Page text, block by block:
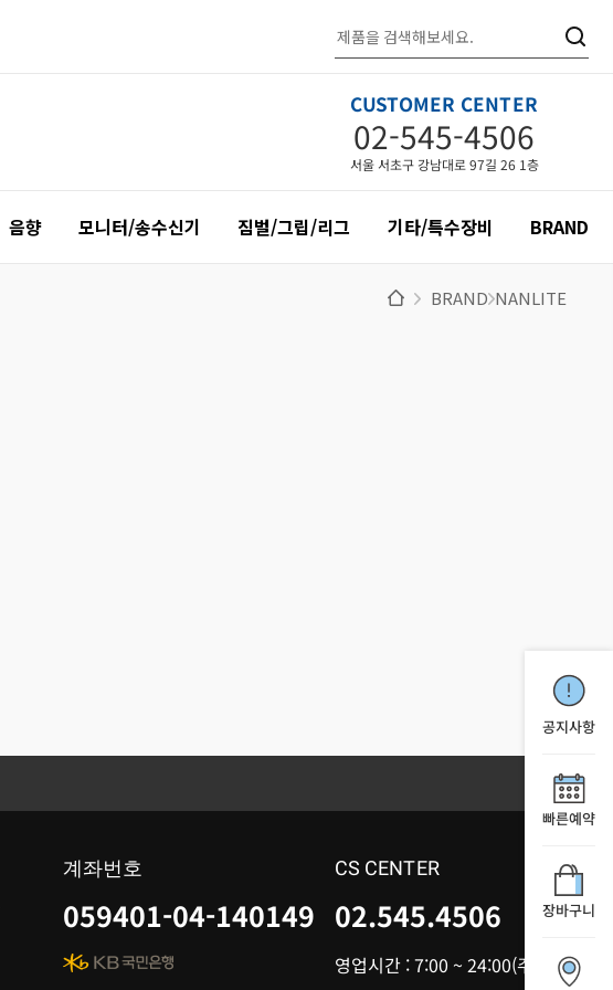
CUSTOMER CENTER
02-545-4506
서울 서초구 강남대로 97길 26 1층
음향 모니터/송수신기 짐벌/그립/리그 기타/특수장비 BRAND
BRAND NANLITE
공지사항
빠른예약
장바구니
계좌번호
059401-04-140149
CS CENTER
02.545.4506
영업시간 : 7:00 ~ 24:00(주말근무)